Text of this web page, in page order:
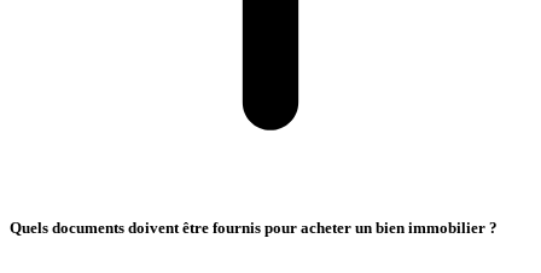
Quels documents doivent être fournis pour acheter un bien immobilier ?